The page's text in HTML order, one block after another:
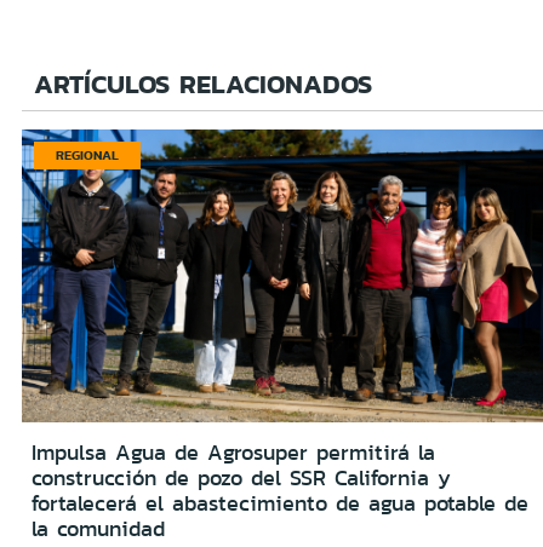
ARTÍCULOS RELACIONADOS
REGIONAL
Impulsa Agua de Agrosuper permitirá la
construcción de pozo del SSR California y
fortalecerá el abastecimiento de agua potable de
la comunidad